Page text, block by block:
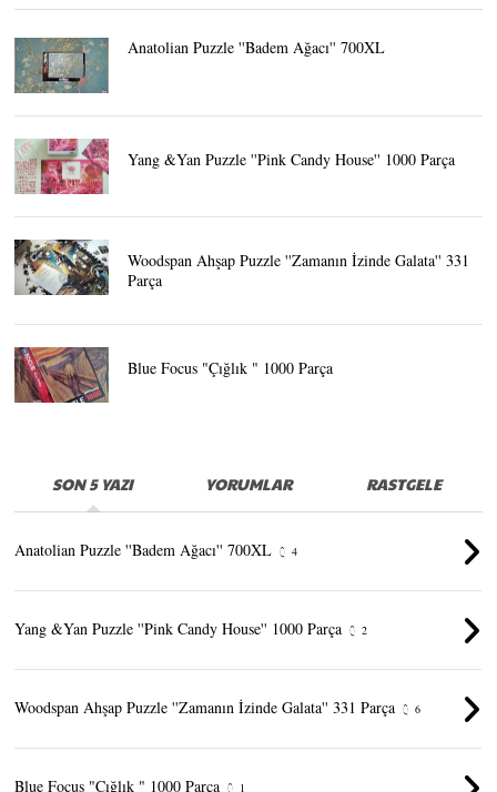
Anatolian Puzzle ''Badem Ağacı'' 700XL
Yang &Yan Puzzle ''Pink Candy House'' 1000 Parça
Woodspan Ahşap Puzzle ''Zamanın İzinde Galata'' 331
Parça
Blue Focus "Çığlık " 1000 Parça
SON 5 YAZI YORUMLAR RASTGELE
Anatolian Puzzle ''Badem Ağacı'' 700XL 4
Yang &Yan Puzzle ''Pink Candy House'' 1000 Parça 2
Woodspan Ahşap Puzzle ''Zamanın İzinde Galata'' 331 Parça 6
Blue Focus "Çığlık " 1000 Parça 1